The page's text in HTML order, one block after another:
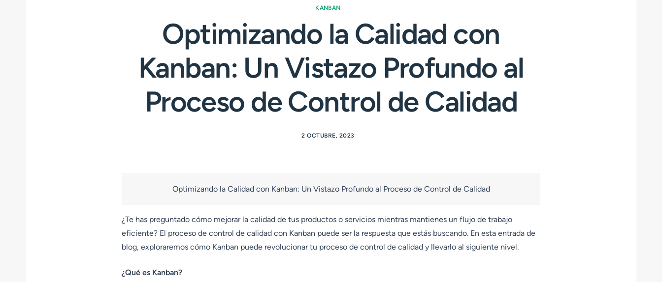
KANBAN
Optimizando la Calidad con
Kanban: Un Vistazo Profundo al
Proceso de Control de Calidad
2 OCTUBRE, 2023
Optimizando la Calidad con Kanban: Un Vistazo Profundo al Proceso de Control de Calidad
¿Te has preguntado cómo mejorar la calidad de tus productos o servicios mientras mantienes un flujo de trabajo
eficiente? El proceso de control de calidad con Kanban puede ser la respuesta que estás buscando. En esta entrada de
blog, exploraremos cómo Kanban puede revolucionar tu proceso de control de calidad y llevarlo al siguiente nivel.
¿Qué es Kanban?